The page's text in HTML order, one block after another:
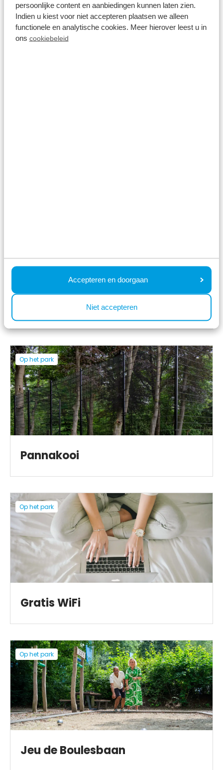
persoonlijke content en aanbiedingen kunnen laten zien.
Indien u kiest voor niet accepteren plaatsen we alleen
functionele en analytische cookies. Meer hierover leest u in
ons cookiebeleid
Accepteren en doorgaan
Niet accepteren
BBQ service
Op het park
Pannakooi
Op het park
Gratis WiFi
Op het park
Jeu de Boulesbaan